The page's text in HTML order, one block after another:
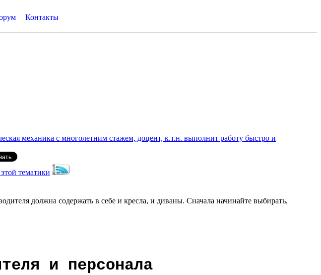
Контакты
механика с многолетним стажем, доцент, к.т.н. выполнит работу быстро и
тематики
должна содержать в себе и кресла, и диваны. Сначала начинайте выбирать,
и персонала